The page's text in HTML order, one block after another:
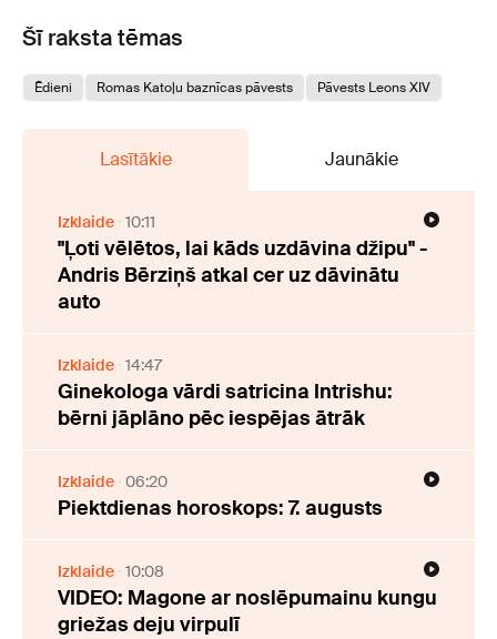
Šī raksta tēmas
Ēdieni Romas Katoļu baznīcas pāvests Pāvests Leons XIV
Lasītākie Jaunākie
Izklaide 10:11
"Ļoti vēlētos, lai kāds uzdāvina džipu" -
Andris Bērziņš atkal cer uz dāvinātu
auto
Izklaide 14:47
Ginekologa vārdi satricina Intrishu:
bērni jāplāno pēc iespējas ātrāk
Izklaide 06:20
Piektdienas horoskops: 7. augusts
Izklaide 10:08
VIDEO: Magone ar noslēpumainu kungu
griežas deju virpulī